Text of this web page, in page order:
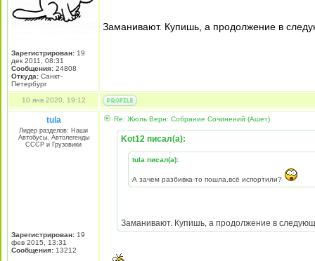
Зарегистрирован: 19
дек 2011, 08:31
Сообщения: 24808
Откуда: Санкт-
Петербург
Заманивают. Купишь, а продолжение в
10 янв 2020, 19:12
tula
Лидер разделов: Наши
Автобусы, Автолегенды
СССР и Грузовики
Зарегистрирован: 19
фев 2015, 13:31
Сообщения: 13212
Re: Жюль Верн: Собрание Сочинений (Ашет)
Kot12 писал(а):
tula писал(а):
А зачем разбивка-то пошла,всё испортили?
Заманивают. Купишь, а продолжение в